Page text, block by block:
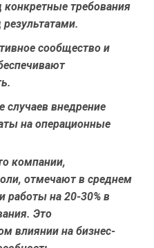
конкретные требования
сообщество и
случаев внедрение
на операционные
компании,
отмечают в среднем
работы на 20-30% в
Это
влиянии на бизнес-